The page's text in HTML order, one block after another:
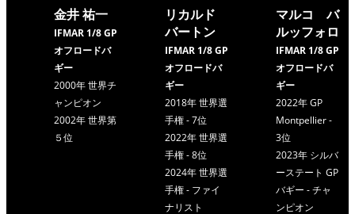
金井 祐一
IFMAR 1/8 GP
オフロードバ
ギー
2000年 世界チ
ャンピオン
2002年 世界第
５位
リカルド
バートン
IFMAR 1/8 GP
オフロードバ
ギー
2018年 世界選
手権 - 7位
2022年 世界選
手権 - 8位
2024年 世界選
手権 - ファイ
ナリスト
マルコ バ
ルッフォロ
IFMAR 1/8 GP
オフロードバ
ギー
2022年 GP
Montpellier -
3位
2023年 シルバ
ーステート GP
バギー - チャ
ンピオン